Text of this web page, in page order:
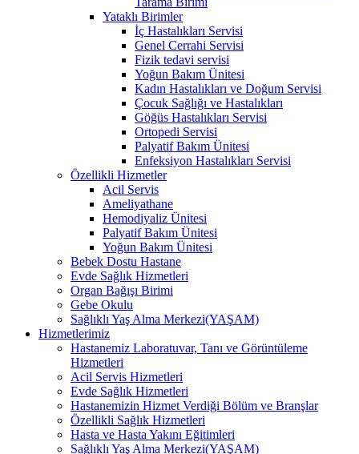
Yataklı Birimler
İç Hastalıkları Servisi
Genel Cerrahi Servisi
Fizik tedavi servisi
Yoğun Bakım Ünitesi
Kadın Hastalıkları ve Doğum Servisi
Çocuk Sağlığı ve Hastalıkları
Göğüs Hastalıkları Servisi
Ortopedi Servisi
Palyatif Bakım Ünitesi
Enfeksiyon Hastalıkları Servisi
Özellikli Hizmetler
Acil Servis
Ameliyathane
Hemodiyaliz Ünitesi
Palyatif Bakım Ünitesi
Yoğun Bakım Ünitesi
Bebek Dostu Hastane
Evde Sağlık Hizmetleri
Organ Bağışı Birimi
Gebe Okulu
Sağlıklı Yaş Alma Merkezi(YAŞAM)
Hizmetlerimiz
Hastanemiz Laboratuvar, Tanı ve Görüntüleme
Hizmetleri
Acil Servis Hizmetleri
Evde Sağlık Hizmetleri
Hastanemizin Hizmet Verdiği Bölüm ve Branşlar
Özellikli Sağlık Hizmetleri
Hasta ve Hasta Yakını Eğitimleri
Sağlıklı Yaş Alma Merkezi(YAŞAM)